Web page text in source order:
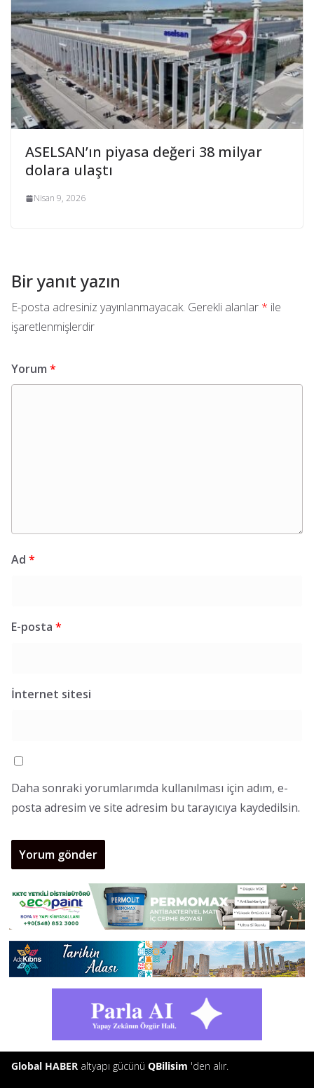
ASELSAN’ın piyasa değeri 38 milyar
dolara ulaştı
Nisan 9, 2026
Bir yanıt yazın
E-posta adresiniz yayınlanmayacak. Gerekli alanlar * ile
işaretlenmişlerdir
Yorum *
Ad *
E-posta *
İnternet sitesi
Daha sonraki yorumlarımda kullanılması için adım, e-
posta adresim ve site adresim bu tarayıcıya kaydedilsin.
Global HABER altyapı gücünü QBilisim 'den alır.